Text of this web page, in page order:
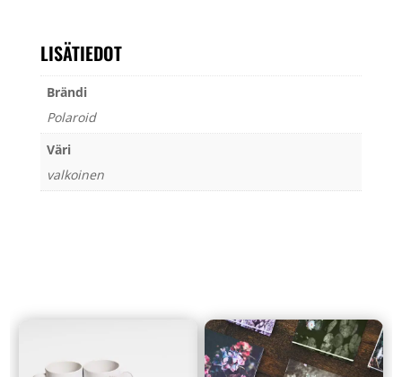
valkoinen
määrä
LISÄTIEDOT
Brändi
Polaroid
Väri
valkoinen